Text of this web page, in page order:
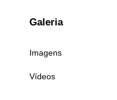
Galeria
Imagens
Vídeos